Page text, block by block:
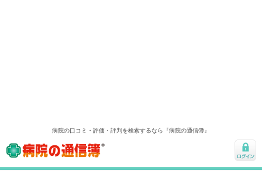
病院の口コミ・評価・評判を検索するなら『病院の通信簿』
病院の通信簿
ログ